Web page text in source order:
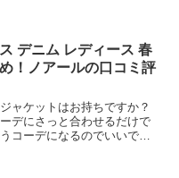
デニム レディース 春
！ノアールの口コミ評
ャケットはお持ちですか？
デにさっと合わせるだけで
コーデになるのでいいです